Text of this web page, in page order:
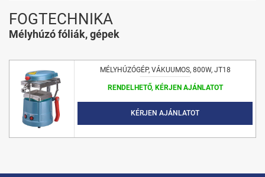
FOGTECHNIKA
Mélyhúzó fóliák, gépek
MÉLYHÚZÓGÉP, VÁKUUMOS, 800W, JT18
RENDELHETŐ, KÉRJEN AJÁNLATOT
KÉRJEN AJÁNLATOT